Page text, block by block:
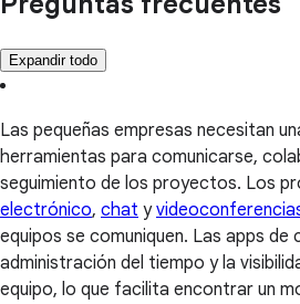
Expandir todo
Las pequeñas empresas necesitan
herramientas para comunicarse,
seguimiento de los proyectos. Los
electrónico, chat y
equipos se comuniquen. Las apps de
administración del tiempo y la
equipo, lo que facilita encontrar un